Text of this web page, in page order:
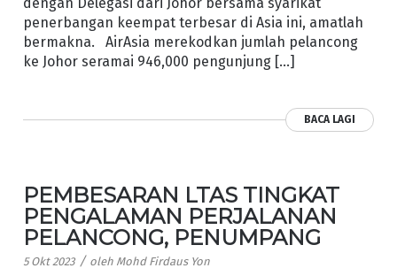
penerbangan keempat terbesar di Asia ini, amatlah
bermakna. AirAsia merekodkan jumlah pelancong
ke Johor seramai 946,000 pengunjung […]
BACA LAGI
PEMBESARAN LTAS TINGKAT
PENGALAMAN PERJALANAN
PELANCONG, PENUMPANG
5 Okt 2023 / oleh Mohd Firdaus Yon